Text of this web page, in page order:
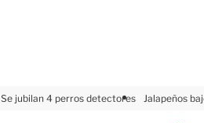
Se jubilan 4 perros detectores Jalapeños